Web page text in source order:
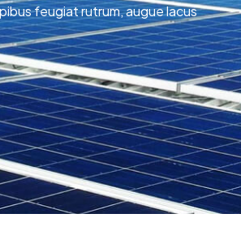
feugiat rutrum, augue lacus